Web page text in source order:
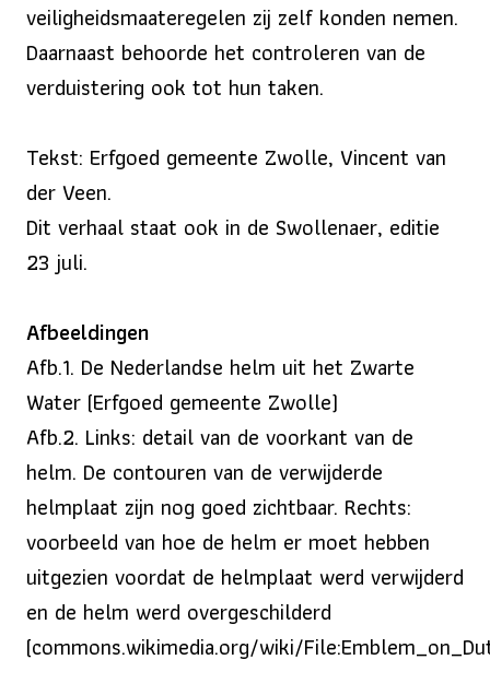
veiligheidsmaateregelen zij zelf konden nemen.
Daarnaast behoorde het controleren van de
verduistering ook tot hun taken.
Tekst: Erfgoed gemeente Zwolle, Vincent van
der Veen.
Dit verhaal staat ook in de Swollenaer, editie
23 juli.
Afbeeldingen
Afb.1. De Nederlandse helm uit het Zwarte
Water (Erfgoed gemeente Zwolle)
Afb.2. Links: detail van de voorkant van de
helm. De contouren van de verwijderde
helmplaat zijn nog goed zichtbaar. Rechts:
voorbeeld van hoe de helm er moet hebben
uitgezien voordat de helmplaat werd verwijderd
en de helm werd overgeschilderd
(commons.wikimedia.org/wiki/